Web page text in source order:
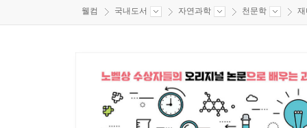
웰컴 국내도서 자연과학 천문학 재